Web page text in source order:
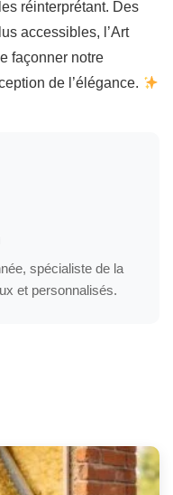
réinterprétant. Des
accessibles, l’Art
façonner notre
de l’élégance.
spécialiste de la
et personnalisés.